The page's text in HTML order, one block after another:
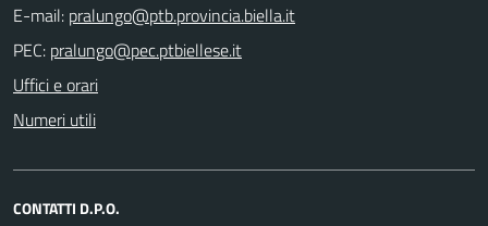
E-mail:
PEC:
Uffici e orari
Numeri utili
CONTATTI D.P.O.